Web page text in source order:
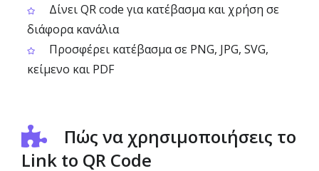
Δίνει QR code για κατέβασμα και χρήση σε
διάφορα κανάλια
Προσφέρει κατέβασμα σε PNG, JPG, SVG,
κείμενο και PDF
Πώς να χρησιμοποιήσεις το
Link to QR Code